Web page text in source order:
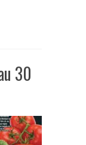
30